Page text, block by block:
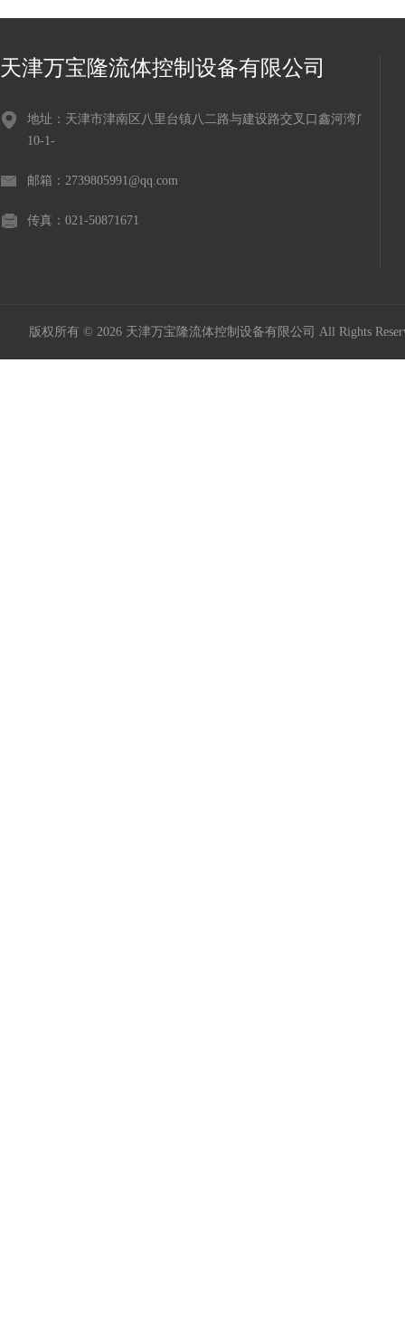
天津万宝隆流体控制设备有限公司
地址：天津市津南区八里台镇八二路与建设路交叉口鑫河湾广场
10-1-
邮箱：2739805991@qq.com
传真：021-50871671
版权所有 © 2026 天津万宝隆流体控制设备有限公司 All Rights